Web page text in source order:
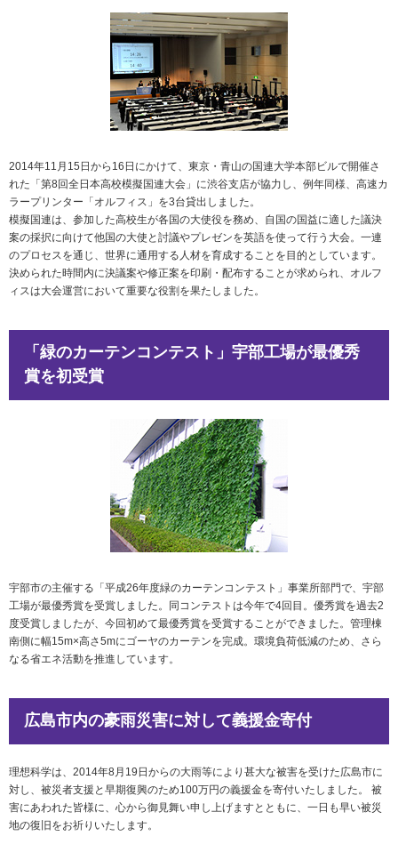
2014年11月15日から16日にかけて、東京・青山の国連大学本部ビルで開催さ
れた「第8回全日本高校模擬国連大会」に渋谷支店が協力し、例年同様、高速カ
ラープリンター「オルフィス」を3台貸出しました。
模擬国連は、参加した高校生が各国の大使役を務め、自国の国益に適した議決
案の採択に向けて他国の大使と討議やプレゼンを英語を使って行う大会。一連
のプロセスを通じ、世界に通用する人材を育成することを目的としています。
決められた時間内に決議案や修正案を印刷・配布することが求められ、オルフ
ィスは大会運営において重要な役割を果たしました。
「緑のカーテンコンテスト」宇部工場が最優秀
賞を初受賞
宇部市の主催する「平成26年度緑のカーテンコンテスト」事業所部門で、宇部
工場が最優秀賞を受賞しました。同コンテストは今年で4回目。優秀賞を過去2
度受賞しましたが、今回初めて最優秀賞を受賞することができました。管理棟
南側に幅15m×高さ5mにゴーヤのカーテンを完成。環境負荷低減のため、さら
なる省エネ活動を推進しています。
広島市内の豪雨災害に対して義援金寄付
理想科学は、2014年8月19日からの大雨等により甚大な被害を受けた広島市に
対し、被災者支援と早期復興のため100万円の義援金を寄付いたしました。 被
害にあわれた皆様に、心から御見舞い申し上げますとともに、一日も早い被災
地の復旧をお祈りいたします。